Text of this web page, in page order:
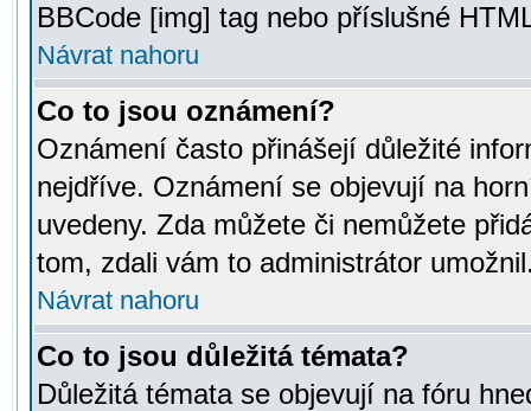
BBCode [img] tag nebo příslušné
Návrat nahoru
Co to jsou oznámení?
Oznámení často přinášejí důležité
nejdříve. Oznámení se objevují na
uvedeny. Zda můžete či nemůžete
tom, zdali vám to administrátor
Návrat nahoru
Co to jsou důležitá témata?
Důležitá témata se objevují na fóru